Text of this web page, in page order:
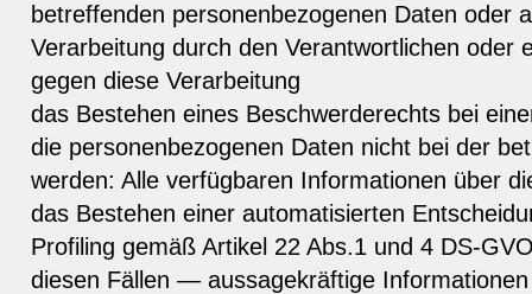
betreffenden personenbezogenen Daten oder
Verarbeitung durch den Verantwortlichen oder
gegen diese Verarbeitung
das Bestehen eines Beschwerderechts bei
die personenbezogenen Daten nicht bei der
werden: Alle verfügbaren Informationen über
das Bestehen einer automatisierten
Profiling gemäß Artikel 22 Abs.1 und 4 DS-
diesen Fällen — aussagekräftige